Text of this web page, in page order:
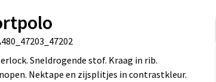
Sneldrogende stof. Kraag in rib.
Nektape en zijsplitjes in contrastkleur.